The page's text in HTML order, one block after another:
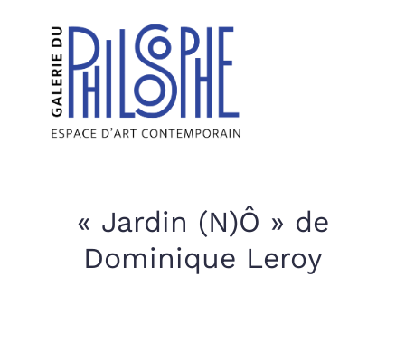
« Jardin (N)Ô » de
Dominique Leroy